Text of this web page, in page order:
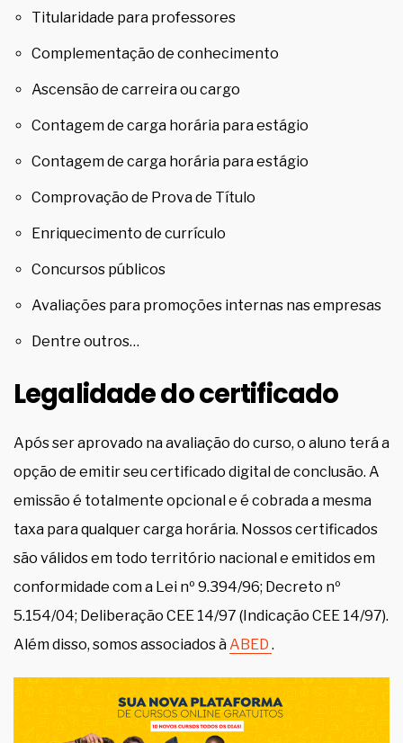
Titularidade para professores
Complementação de conhecimento
Ascensão de carreira ou cargo
Contagem de carga horária para estágio
Contagem de carga horária para estágio
Comprovação de Prova de Título
Enriquecimento de currículo
Concursos públicos
Avaliações para promoções internas nas empresas
Dentre outros…
Legalidade do certificado
Após ser aprovado na avaliação do curso, o aluno terá a
opção de emitir seu certificado digital de conclusão. A
emissão é totalmente opcional e é cobrada a mesma
taxa para qualquer carga horária. Nossos certificados
são válidos em todo território nacional e emitidos em
conformidade com a Lei nº 9.394/96; Decreto nº
5.154/04; Deliberação CEE 14/97 (Indicação CEE 14/97).
Além disso, somos associados à ABED .